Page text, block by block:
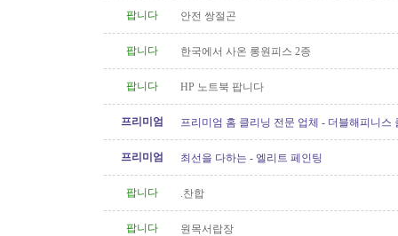
팝니다
안전 쌍절곤
팝니다 한국에서 사온 롱원피스 2종
팝니다 HP 노트북 팝니다
프리미엄 프리미엄 홈 클리닝 전문 업체 - 더블해피니스
프리미엄 최선을 다하는 - 엘리트 페인팅
팝니다 .찬합
팝니다 원목서랍장